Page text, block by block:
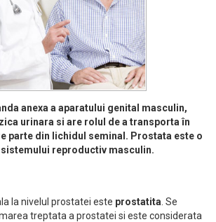
anexa a aparatului genital masculin,
urinara si are rolul de a transporta în
parte din lichidul seminal. Prostata este o
reproductiv masculin.
la nivelul prostatei este prostatita . Se
treptata a prostatei si este considerata